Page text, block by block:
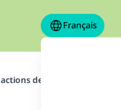
Français
actions de charité